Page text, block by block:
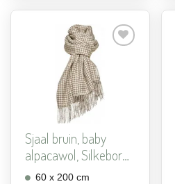
verlanglijst
toevoegen
Sjaal bruin, baby
alpacawol, Silkeborg
N...60 x 200 cm